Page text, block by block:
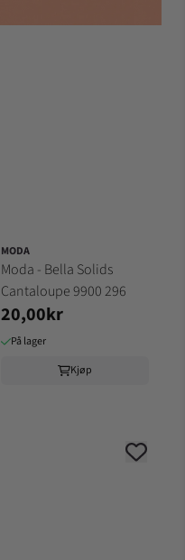
MODA
Moda - Bella Solids
Cantaloupe 9900 296
20,00kr
På lager
Kjøp